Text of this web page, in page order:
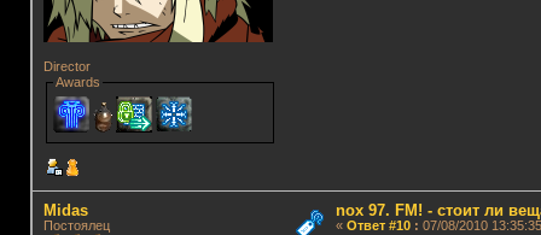
Director
Awards
Midas
Постоялец
nox 97. FM! - стоит ли
« Ответ #10: 07/08/2010